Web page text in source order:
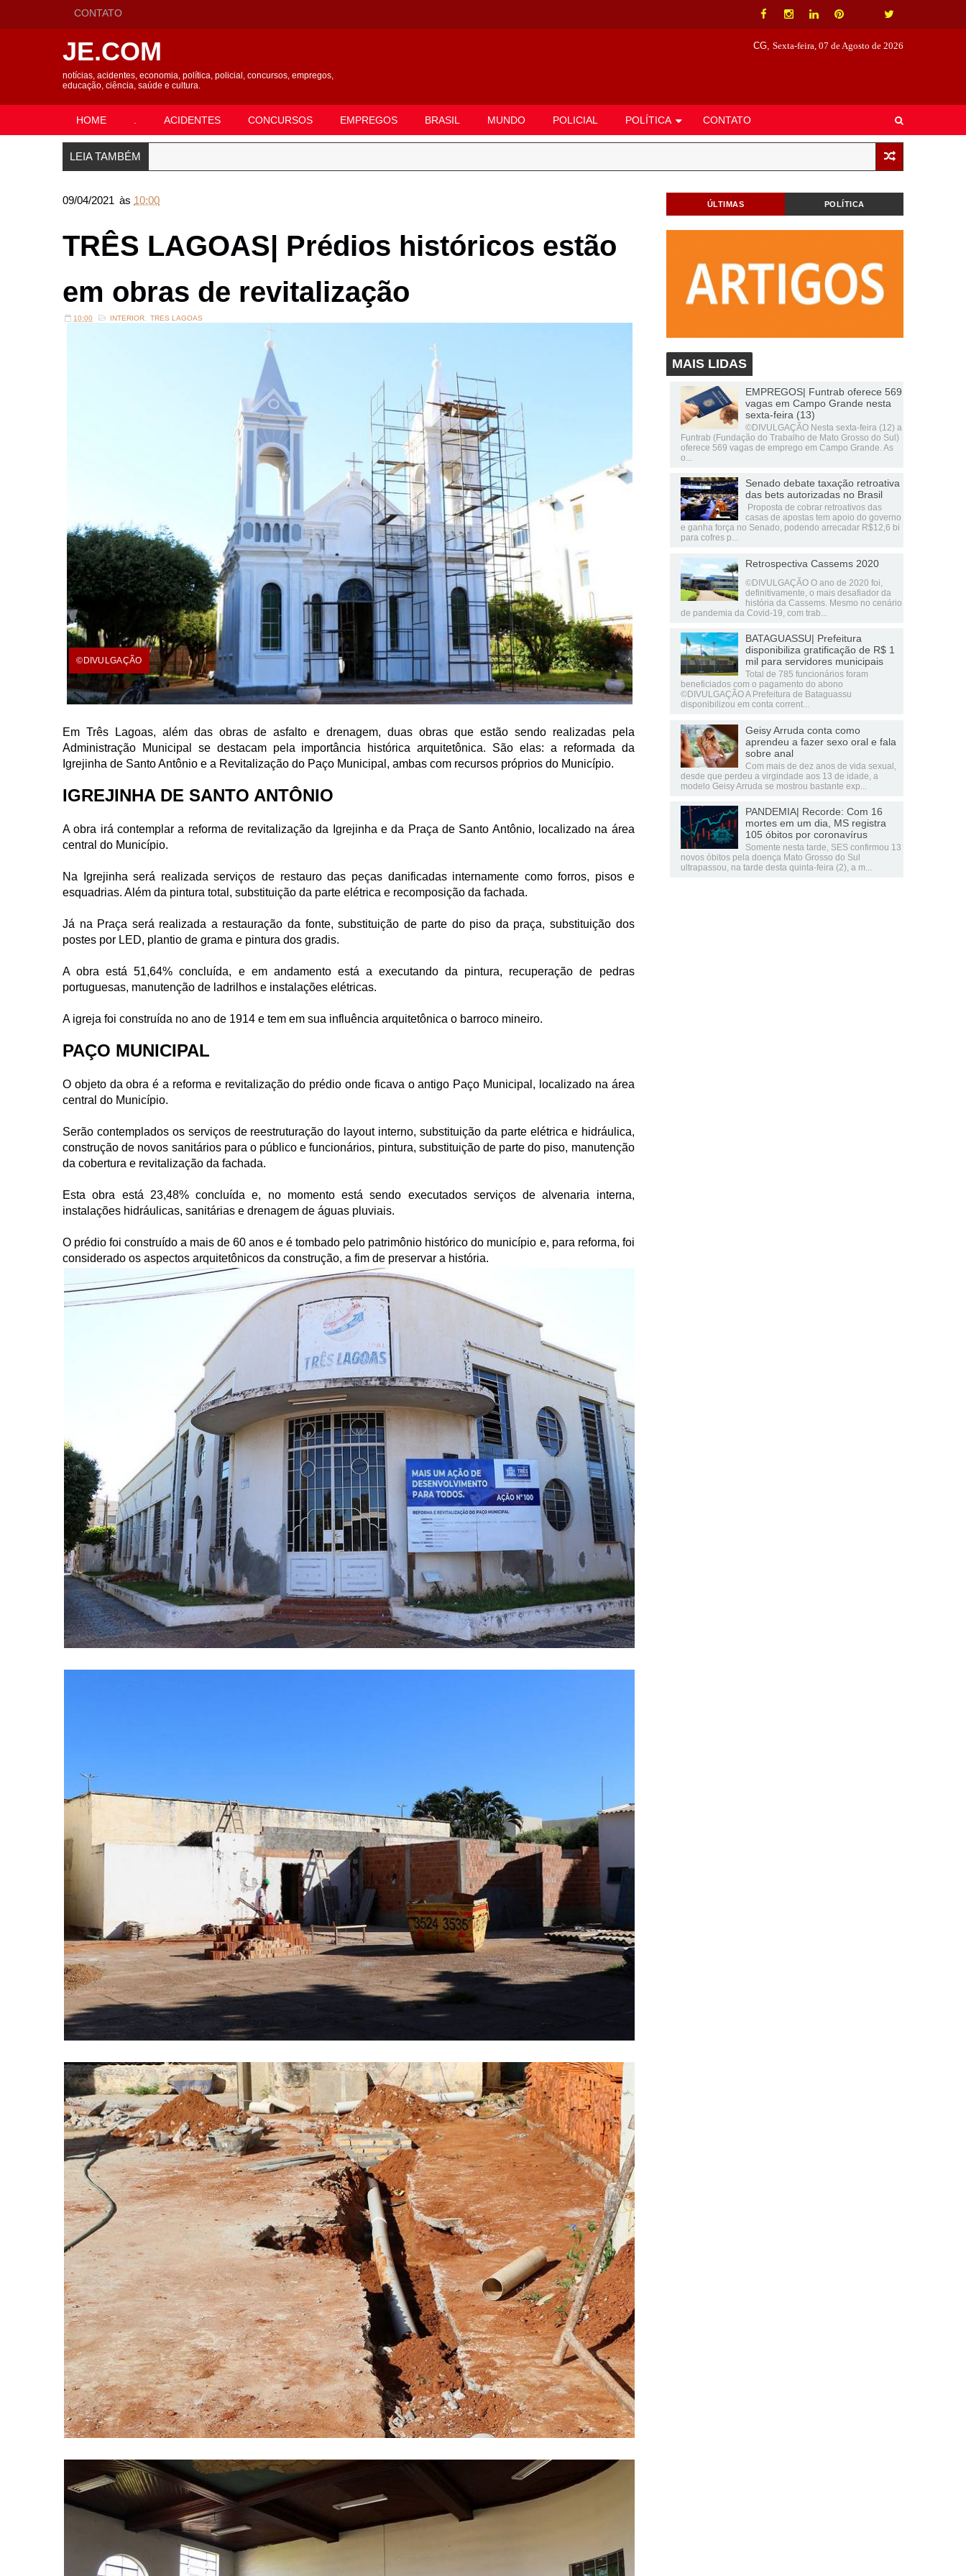
CONTATO
JE.COM
notícias, acidentes, economia, política, policial, concursos, empregos,
educação, ciência, saúde e cultura.
CG, Sexta-feira, 07 de Agosto de 2026
HOME ACIDENTES CONCURSOS EMPREGOS BRASIL MUNDO POLICIAL POLÍTICA CONTATO
LEIA TAMBÉM
09/04/2021 às 10:00
TRÊS LAGOAS| Prédios históricos estão
em obras de revitalização
10:00 INTERIOR TRES LAGOAS
©DIVULGAÇÃO
Em Três Lagoas, além das obras de asfalto e drenagem, duas obras que estão sendo realizadas pela
Administração Municipal se destacam pela importância histórica arquitetônica. São elas: a reformada da
Igrejinha de Santo Antônio e a Revitalização do Paço Municipal, ambas com recursos próprios do Município.
IGREJINHA DE SANTO ANTÔNIO
A obra irá contemplar a reforma de revitalização da Igrejinha e da Praça de Santo Antônio, localizado na área
central do Município.
Na Igrejinha será realizada serviços de restauro das peças danificadas internamente como forros, pisos e
esquadrias. Além da pintura total, substituição da parte elétrica e recomposição da fachada.
Já na Praça será realizada a restauração da fonte, substituição de parte do piso da praça, substituição dos
postes por LED, plantio de grama e pintura dos gradis.
A obra está 51,64% concluída, e em andamento está a executando da pintura, recuperação de pedras
portuguesas, manutenção de ladrilhos e instalações elétricas.
A igreja foi construída no ano de 1914 e tem em sua influência arquitetônica o barroco mineiro.
PAÇO MUNICIPAL
O objeto da obra é a reforma e revitalização do prédio onde ficava o antigo Paço Municipal, localizado na área
central do Município.
Serão contemplados os serviços de reestruturação do layout interno, substituição da parte elétrica e hidráulica,
construção de novos sanitários para o público e funcionários, pintura, substituição de parte do piso, manutenção
da cobertura e revitalização da fachada.
Esta obra está 23,48% concluída e, no momento está sendo executados serviços de alvenaria interna,
instalações hidráulicas, sanitárias e drenagem de águas pluviais.
O prédio foi construído a mais de 60 anos e é tombado pelo patrimônio histórico do município e, para reforma, foi
considerado os aspectos arquitetônicos da construção, a fim de preservar a história.
ÚLTIMAS POLÍTICA
MAIS LIDAS
EMPREGOS| Funtrab oferece 569
vagas em Campo Grande nesta
sexta-feira (13)
©DIVULGAÇÃO Nesta sexta-feira (12) a
Funtrab (Fundação do Trabalho de Mato Grosso do Sul)
oferece 569 vagas de emprego em Campo Grande. As
o...
Senado debate taxação retroativa
das bets autorizadas no Brasil
Proposta de cobrar retroativos das
casas de apostas tem apoio do governo
e ganha força no Senado, podendo arrecadar R$12,6 bi
para cofres p...
Retrospectiva Cassems 2020
©DIVULGAÇÃO O ano de 2020 foi,
definitivamente, o mais desafiador da
história da Cassems. Mesmo no cenário
de pandemia da Covid-19, com trab...
BATAGUASSU| Prefeitura
disponibiliza gratificação de R$ 1
mil para servidores municipais
Total de 785 funcionários foram
beneficiados com o pagamento do abono
©DIVULGAÇÃO A Prefeitura de Bataguassu
disponibilizou em conta corrent...
Geisy Arruda conta como
aprendeu a fazer sexo oral e fala
sobre anal
Com mais de dez anos de vida sexual,
desde que perdeu a virgindade aos 13 de idade, a
modelo Geisy Arruda se mostrou bastante exp...
PANDEMIA| Recorde: Com 16
mortes em um dia, MS registra
105 óbitos por coronavírus
Somente nesta tarde, SES confirmou 13
novos óbitos pela doença Mato Grosso do Sul
ultrapassou, na tarde desta quinta-feira (2), a m...